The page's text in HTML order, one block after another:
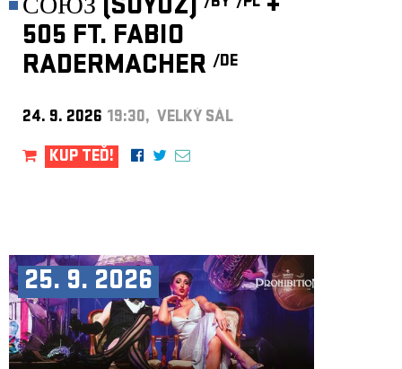
СОЮЗ (SOYUZ)
+
505 FT. FABIO
RADERMACHER /DE
24. 9. 2026 19:30, VELKÝ SÁL
KUP TEĎ!
25. 9. 2026